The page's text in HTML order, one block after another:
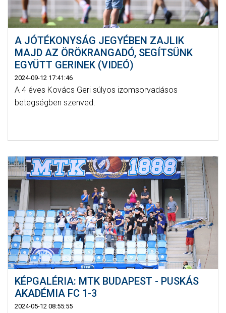
A JÓTÉKONYSÁG JEGYÉBEN ZAJLIK
MAJD AZ ÖRÖKRANGADÓ, SEGÍTSÜNK
EGYÜTT GERINEK (VIDEÓ)
2024-09-12 17:41:46
A 4 éves Kovács Geri súlyos izomsorvadásos
betegségben szenved.
KÉPGALÉRIA: MTK BUDAPEST - PUSKÁS
AKADÉMIA FC 1-3
2024-05-12 08:55:55